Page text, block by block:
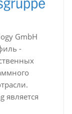
GmbH
-
является